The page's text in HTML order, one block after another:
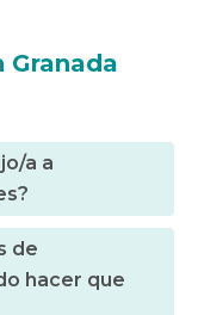
Granada
a a
de
hacer que